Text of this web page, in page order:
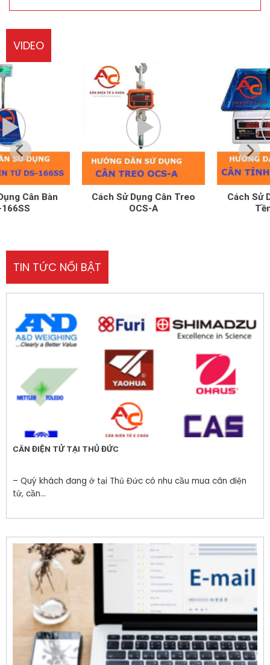
VIDEO
Cách Sử Dụng Cân Treo
Cách Sử Dụng Cân Tính
TIN TỨC NỔI BẬT
CÂN ĐIỆN TỬ TẠI THỦ ĐỨC
– Quý khách đang ở tại Thủ Đức có nhu cầu mua cân điện
tử, cần...